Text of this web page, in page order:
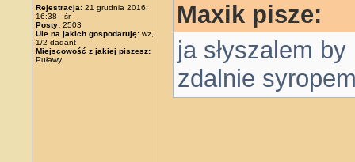
Rejestracja: 21 grudnia 2016,
16:38 - śr
Posty: 2503
Ule na jakich gospodaruję: wz,
1/2 dadant
Miejscowość z jakiej piszesz:
Puławy
Maxik pisze:
ja słyszalem
zdalnie